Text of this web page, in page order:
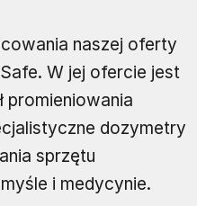
naszej oferty
W jej ofercie jest
promieniowania
dozymetry
sprzętu
i medycynie.